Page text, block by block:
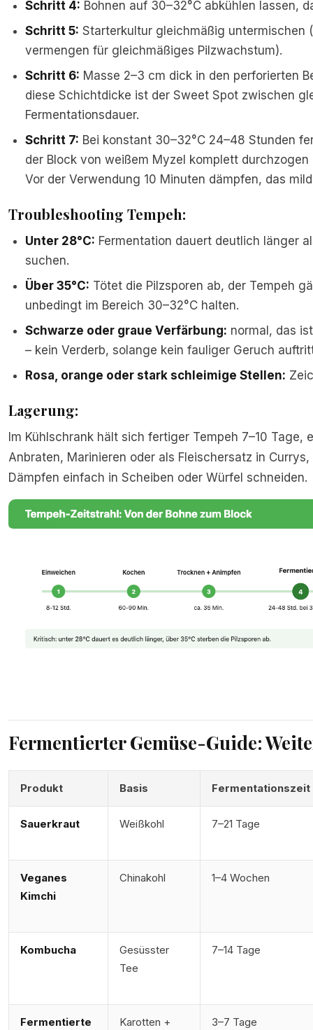
Schritt 4: Bohnen auf 30–32°C abkühlen lassen,
Schritt 5: Starterkultur gleichmäßig untermischen
vermengen für gleichmäßiges Pilzwachstum).
Schritt 6: Masse 2–3 cm dick in den perforierten
diese Schichtdicke ist der Sweet Spot zwischen
Fermentationsdauer.
Schritt 7: Bei konstant 30–32°C 24–48 Stunden
der Block von weißem Myzel komplett
Vor der Verwendung 10 Minuten dämpfen, das
Troubleshooting Tempeh:
Unter 28°C: Fermentation dauert deutlich länger
suchen.
Über 35°C: Tötet die Pilzsporen ab, der Tempeh
unbedingt im Bereich 30–32°C halten.
Schwarze oder graue Verfärbung: normal, das
– kein Verderb, solange kein fauliger Geruch
Rosa, orange oder stark schleimige Stellen:
Lagerung:
Im Kühlschrank hält sich fertiger Tempeh 7–10 Tage,
Anbraten, Marinieren oder als Fleischersatz in
Dämpfen einfach in Scheiben oder Würfel schneiden.
Fermentierter Gemüse-Guide:
Produkt Basis Fermentationszeit
Sauerkraut Weißkohl 7–21 Tage
Veganes
Kimchi
Chinakohl 1–4 Wochen
Kombucha
Gesüsster
Tee
7–14 Tage
Fermentierte
Karotten +
3–7 Tage